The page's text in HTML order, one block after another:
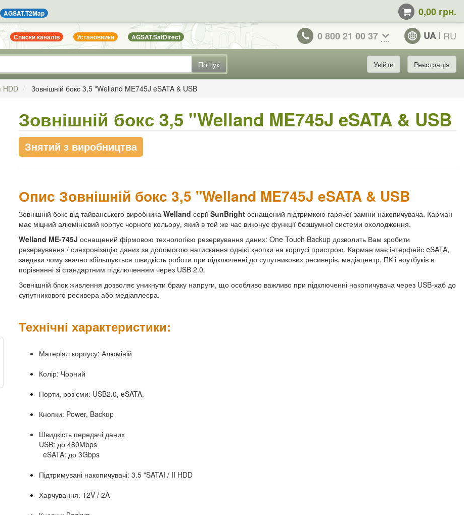
AGSAT.T2Map 0,00 грн.
Списки каналів Установники AGSAT.SatDirect 0 800 21 00 37 UA RU
Пошук Увійти Реєстрація
HDD Зовнішній бокс 3,5 "Welland ME745J eSATA & USB
Зовнішній бокс 3,5 "Welland ME745J eSATA & USB
Знятий з виробництва
Опис Зовнішній бокс 3,5 "Welland ME745J eSATA & USB
Зовнішній бокс від тайванського виробника Welland серії SunBright оснащений підтримкою гарячої заміни накопичувача. Карман
має міцний алюмінієвий корпус чорного кольору, який в той же час виконує функції безшумної системи охолодження.
Welland ME-745J оснащений фірмовою технологією резервування даних: One Touch Backup дозволить Вам зробити
резервування / синхронізацію даних за допомогою натискання однієї кнопки на корпусі пристрою. Карман має інтерфейс eSATA,
завдяки чому значно збільшується швидкість роботи при підключенні до супутникових ресиверів, медіацентр, ПК і ноутбуків в
порівнянні зі стандартним підключенням через USB 2.0.
Зовнішній блок живлення дозволяє уникнути браку напруги, що особливо важливо при підключенні накопичувача через USB-хаб до
супутникового ресивера або медіаплеєра.
Технічні характеристики:
Матеріал корпусу: Алюміній
Колір: Чорний
Порти, роз'єми: USB2.0, eSATA.
Кнопки: Power, Backup
Швидкість передачі даних
USB: до 480Mbps
eSATA: до 3Gbps
Підтримувані накопичувачі: 3.5 "SATAI / II HDD
Харчування: 12V / 2A